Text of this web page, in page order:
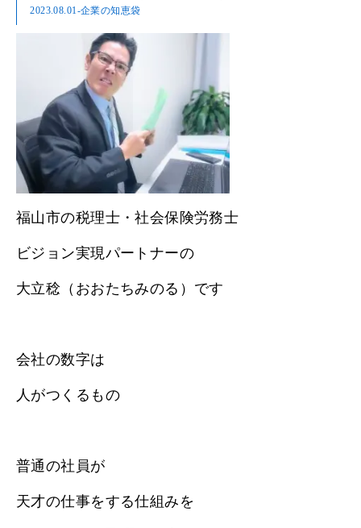
2023.08.01-企業の知恵袋
福山市の税理士・社会保険労務士
ビジョン実現パートナーの
大立稔（おおたちみのる）です
会社の数字は
人がつくるもの
普通の社員が
天才の仕事をする仕組みを